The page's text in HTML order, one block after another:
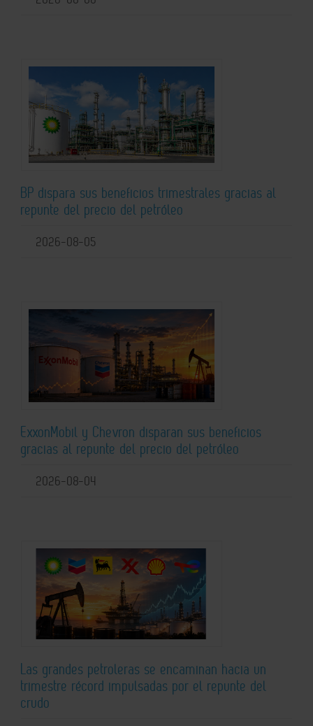
BP dispara sus beneficios trimestrales gracias al
repunte del precio del petróleo
2026-08-05
ExxonMobil y Chevron disparan sus beneficios
gracias al repunte del precio del petróleo
2026-08-04
Las grandes petroleras se encaminan hacia un
trimestre récord impulsadas por el repunte del
crudo